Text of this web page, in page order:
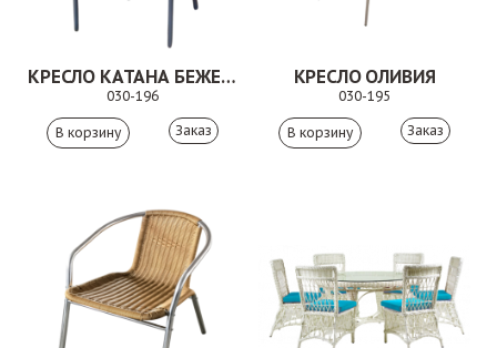
КРЕСЛО КАТАНА БЕЖЕВОЕ
030-196
Заказ
КРЕСЛО ОЛИВИЯ
030-195
Заказ